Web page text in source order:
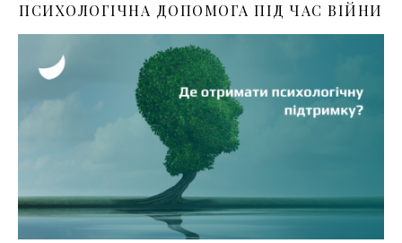
ПСИХОЛОГІЧНА ДОПОМОГА ПІД ЧАС ВІЙНИ